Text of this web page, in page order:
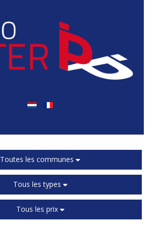
Toutes les communes
Tous les types
Tous les prix